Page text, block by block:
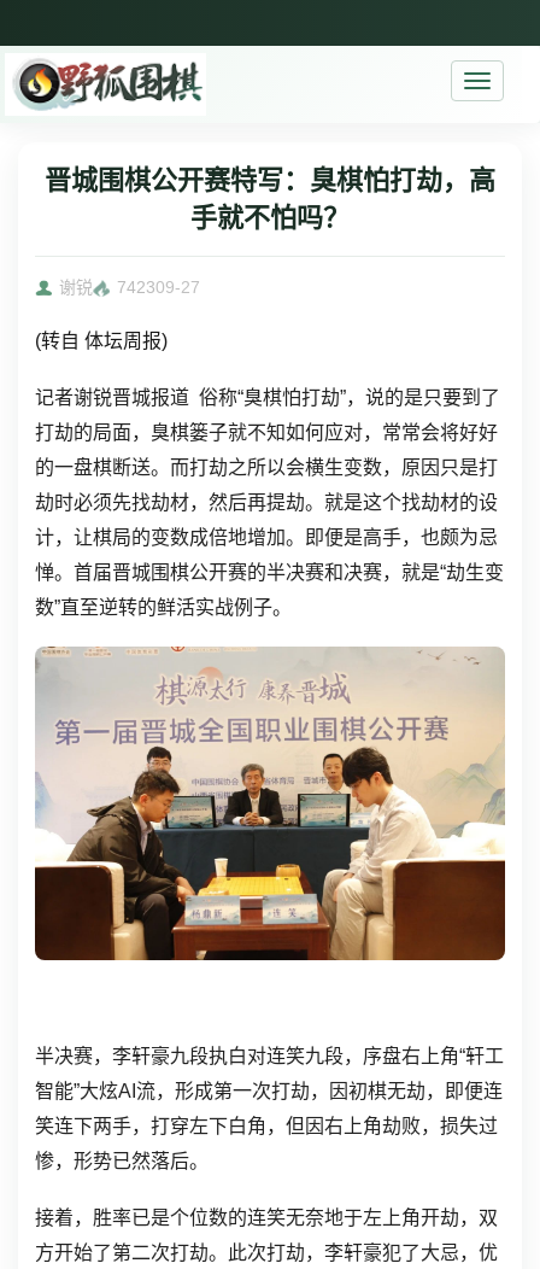
Toggle
晋城围棋公开赛特写：臭棋怕打劫，高
手就不怕吗？
谢锐 742309-27
(转自 体坛周报)
记者谢锐晋城报道 俗称“臭棋怕打劫”，说的是只要到了
打劫的局面，臭棋篓子就不知如何应对，常常会将好好
的一盘棋断送。而打劫之所以会横生变数，原因只是打
劫时必须先找劫材，然后再提劫。就是这个找劫材的设
计，让棋局的变数成倍地增加。即便是高手，也颇为忌
惮。首届晋城围棋公开赛的半决赛和决赛，就是“劫生变
数”直至逆转的鲜活实战例子。
半决赛，李轩豪九段执白对连笑九段，序盘右上角“轩工
智能”大炫AI流，形成第一次打劫，因初棋无劫，即便连
笑连下两手，打穿左下白角，但因右上角劫败，损失过
惨，形势已然落后。
接着，胜率已是个位数的连笑无奈地于左上角开劫，双
方开始了第二次打劫。此次打劫，李轩豪犯了大忌，优